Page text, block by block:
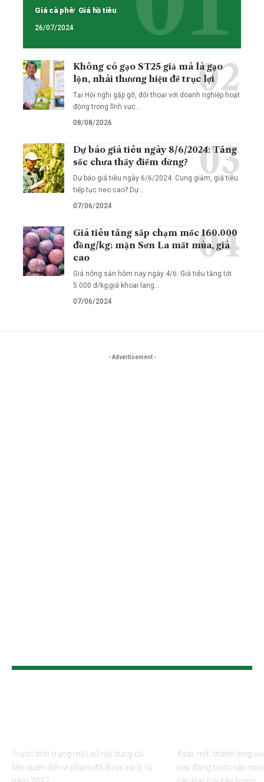
Giá cà phê Giá hồ tiêu
26/07/2024
Không có gạo ST25 giả mà là gạo
lộn, nhái thương hiệu để trục lợi
Tại Hội nghị gặp gỡ, đối thoại với doanh nghiệp hoạt
động trong lĩnh vực…
08/08/2026
Dự báo giá tiêu ngày 8/6/2024: Tăng
sốc chưa thấy điểm dừng?
Dự báo giá tiêu ngày 6/6/2024: Cung giảm, giá tiêu
tiếp tục neo cao? Dự…
07/06/2024
Giá tiêu tăng sắp chạm mốc 160.000
đồng/kg; mận Sơn La mất mùa, giá
cao
Giá nông sản hôm nay ngày 4/6: Giá tiêu tăng tới
5.000 đ/kg;giá khoai lang…
07/06/2024
- Advertisement -
Trước tình trạng một số nội dung cũ
liên quan đến vi phạm đã được xử lý từ
Xoài, mít, thanh long
nay đang bước vào